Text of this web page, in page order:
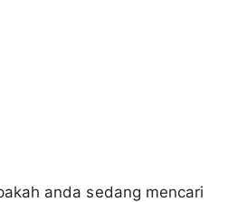
anda sedang mencari